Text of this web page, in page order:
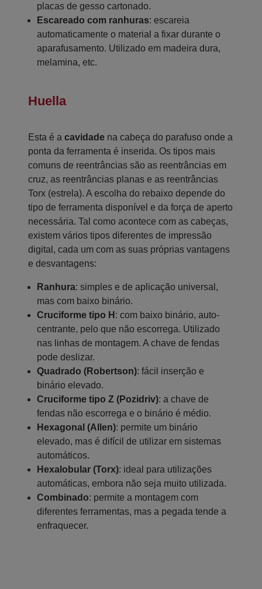
placas de gesso cartonado.
Escareado com ranhuras: escareia
automaticamente o material a fixar durante o
aparafusamento. Utilizado em madeira dura,
melamina, etc.
Huella
Esta é a cavidade na cabeça do parafuso onde a
ponta da ferramenta é inserida. Os tipos mais
comuns de reentrâncias são as reentrâncias em
cruz, as reentrâncias planas e as reentrâncias
Torx (estrela). A escolha do rebaixo depende do
tipo de ferramenta disponível e da força de aperto
necessária. Tal como acontece com as cabeças,
existem vários tipos diferentes de impressão
digital, cada um com as suas próprias vantagens
e desvantagens:
Ranhura: simples e de aplicação universal,
mas com baixo binário.
Cruciforme tipo H : com baixo binário, auto-
centrante, pelo que não escorrega. Utilizado
nas linhas de montagem. A chave de fendas
pode deslizar.
Quadrado (Robertson): fácil inserção e
binário elevado.
Cruciforme tipo Z (Pozidriv): a chave de
fendas não escorrega e o binário é médio.
Hexagonal (Allen): permite um binário
elevado, mas é difícil de utilizar em sistemas
automáticos.
Hexalobular (Torx): ideal para utilizações
automáticas, embora não seja muito utilizada.
Combinado: permite a montagem com
diferentes ferramentas, mas a pegada tende a
enfraquecer.